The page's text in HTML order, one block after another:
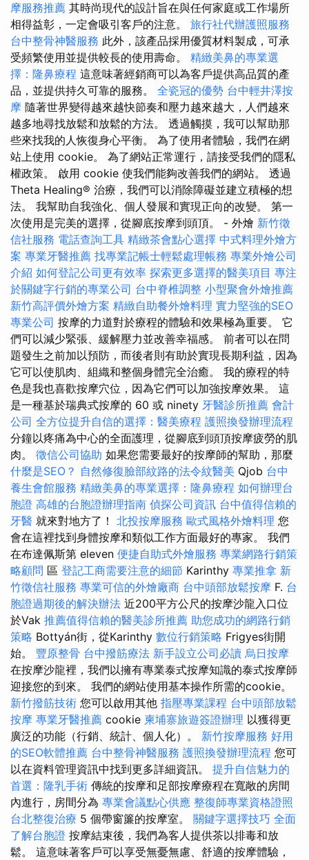
摩服務推薦 其時尚現代的設計旨在與任何家庭或工作場所
相得益彰，一定會吸引客戶的注意。 旅行社代辦護照服務
台中整骨神醫服務 此外，該產品採用優質材料製成，可承
受頻繁使用並提供較長的使用壽命。 精緻美鼻的專業選
擇：隆鼻療程 這意味著經銷商可以為客戶提供高品質的產
品，並提供持久可靠的服務。 全瓷冠的優勢 台中輕井澤按
摩 隨著世界變得越來越快節奏和壓力越來越大，人們越來
越多地尋找放鬆和放鬆的方法。 透過觸摸，我可以幫助那
些來找我的人恢復身心平衡。 為了使用者體驗，我們在網
站上使用 cookie。 為了網站正常運行，請接受我們的隱私
權政策。 啟用 cookie 使我們能夠改善我們的網站。 透過
Theta Healing® 治療，我們可以消除障礙並建立積極的想
法。 我幫助自我強化、個人發展和實現正向的改變。 第一
次使用是完美的選擇，從腳底按摩到頭頂。 - 外燴 新竹徵
信社服務 電話查詢工具 精緻茶會點心選擇 中式料理外燴方
案 專業牙醫推薦 找專業記帳士輕鬆處理帳務 專業外燴公司
介紹 如何登記公司更有效率 探索更多選擇的醫美項目 專注
於關鍵字行銷的專業公司 台中脊椎調整 小型聚會外燴推薦
新竹高評價外燴方案 精緻自助餐外燴料理 實力堅強的SEO
專業公司 按摩的力道對於療程的體驗和效果極為重要。 它
們可以減少緊張、緩解壓力並改善幸福感。 前者可以在問
題發生之前加以預防，而後者則有助於實現長期利益，因為
它可以使肌肉、組織和整個身體完全治癒。 我的療程的特
色是我也喜歡按摩穴位，因為它們可以加強按摩效果。 這
是一種基於瑞典式按摩的 60 或 ninety 牙醫診所推薦 會計
公司 全方位提升自信的選擇：醫美療程 護照換發辦理流程
分鐘以疼痛為中心的全面護理，從腳底到頭頂按摩疲勞的肌
肉。 徵信公司協助 如果您需要最好的按摩師的幫助，那麼
什麼是SEO？ 自然修復臉部紋路的法令紋醫美 Qjob 台中
養生會館服務 精緻美鼻的專業選擇：隆鼻療程 如何辦理台
胞證 高雄的台胞證辦理指南 偵探公司資訊 台中值得信賴的
牙醫 就來對地方了！ 北投按摩服務 歐式風格外燴料理 您
會在這裡找到身體按摩和類似工作方面最好的專家。 我們
在布達佩斯第 eleven 便捷自助式外燴服務 專業網路行銷策
略顧問 區 登記工商需要注意的細節 Karinthy 專業推拿 新
竹徵信社服務 專業可信的外燴廠商 台中頭部放鬆按摩 F. 台
胞證過期後的解決辦法 近200平方公尺的按摩沙龍入口位
於Vak 推薦值得信賴的醫美診所推薦 助您成功的網路行銷
策略 Bottyán街，從Karinthy 數位行銷策略 Frigyes街開
始。 豐原整骨 台中撥筋療法 新手設立公司必讀 烏日按摩
在按摩沙龍裡，我們以擁有專業泰式按摩知識的泰式按摩師
迎接您的到來。 我們的網站使用基本操作所需的cookie。
新竹撥筋技術 您可以啟用其他 指壓專業課程 台中頭部放鬆
按摩 專業牙醫推薦 cookie 柬埔寨旅遊簽證辦理 以獲得更
廣泛的功能（行銷、統計、個人化）。 新竹按摩服務 好用
的SEO軟體推薦 台中整骨神醫服務 護照換發辦理流程 您可
以在資料管理資訊中找到更多詳細資訊。 提升自信魅力的
首選：隆乳手術 傳統的按摩和足部按摩療程在寬敞的房間
內進行，房間分為 專業會議點心供應 整復師專業資格證照
台北整復治療 5 個帶窗簾的按摩室。 關鍵字選擇技巧 全面
了解台胞證 按摩結束後，我們為客人提供茶以排毒和放
鬆。 這意味著客戶可以享受無憂無慮、舒適的按摩體驗，